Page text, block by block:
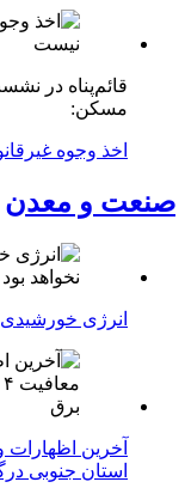
قائم‌پناه در
مسکن:
اخذ وجوه
صنعت و معدن
انرژی خورشیدی
استان جنوبی